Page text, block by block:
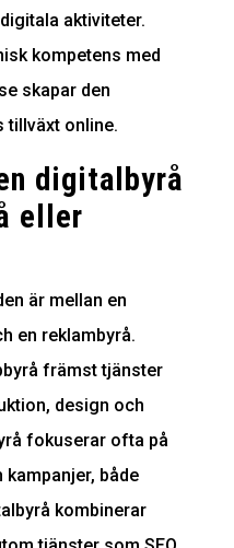
aktiviteter.
kompetens med
skapar den
tillväxt online.
digitalbyrå
eller
är mellan en
en reklambyrå.
främst tjänster
design och
fokuserar ofta på
både
kombinerar